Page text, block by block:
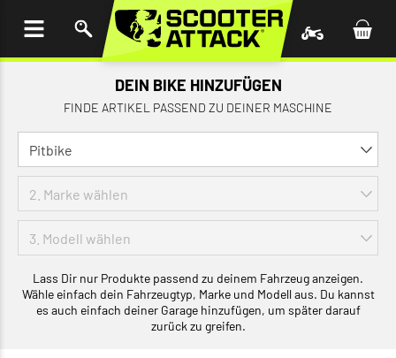
DEIN BIKE HINZUFÜGEN
FINDE ARTIKEL PASSEND ZU DEINER MASCHINE
Lass Dir nur Produkte passend zu deinem Fahrzeug anzeigen.
Wähle einfach dein Fahrzeugtyp, Marke und Modell aus. Du kannst
es auch einfach deiner Garage hinzufügen, um später darauf
zurück zu greifen.